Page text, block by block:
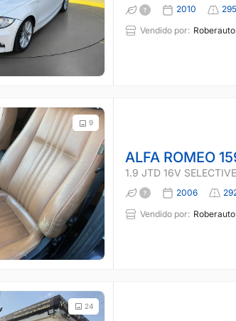
2010
Vendido por: Roberauto
9
ALFA ROMEO
1.9 JTD 16V SELECTIVE
2006
Vendido por: Roberauto
24